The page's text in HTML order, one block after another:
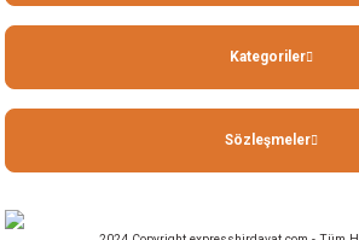
Kategoriler
Sözleşmeler